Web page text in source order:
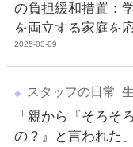
の負担緩和措置：
を両立する家庭を
2025-03-09
スタッフの日常
「親から『そろそ
の？』と言われた